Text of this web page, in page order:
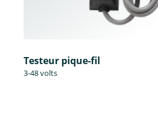
Testeur pique-fil
3-48 volts